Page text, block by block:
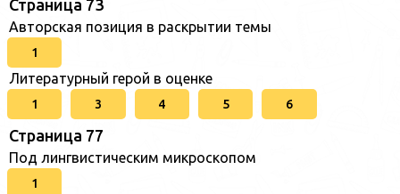
Страница 73
Авторская позиция в раскрытии темы
1
Литературный герой в оценке
1 3 4 5 6
Страница 77
Под лингвистическим микроскопом
1